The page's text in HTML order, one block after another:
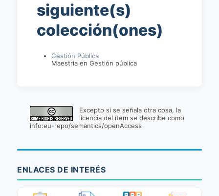
siguiente(s)
colección(ones)
Gestión Pública
Maestria en Gestión pública
Excepto si se señala otra cosa, la
licencia del ítem se describe como
info:eu-repo/semantics/openAccess
ENLACES DE INTERÉS